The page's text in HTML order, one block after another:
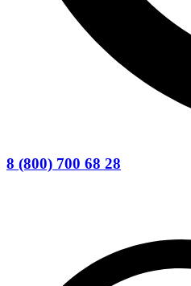
8 (800) 700 68 28